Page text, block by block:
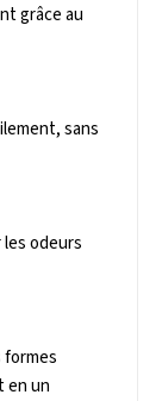
grâce au
sans
odeurs
formes
en un